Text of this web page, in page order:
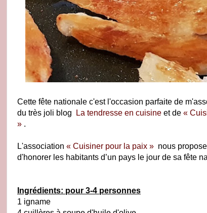
Cette fête nationale c'est l'occasion parfaite de
du très joli blog
La tendresse en cuisine et de «
» .
L'association « Cuisiner pour la paix » nous
d'honorer les habitants d’un pays le jour de sa fête
Ingrédients: pour 3-4 personnes
1 igname